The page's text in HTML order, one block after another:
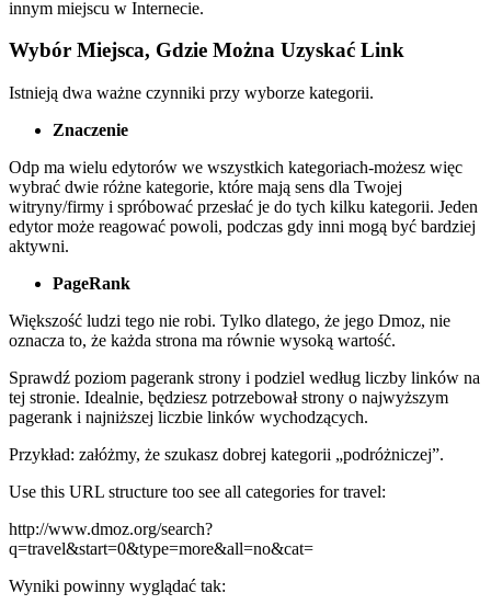
innym miejscu w Internecie.
Wybór Miejsca, Gdzie Można Uzyskać Link
Istnieją dwa ważne czynniki przy wyborze kategorii.
Znaczenie
Odp ma wielu edytorów we wszystkich kategoriach-możesz więc
wybrać dwie różne kategorie, które mają sens dla Twojej
witryny/firmy i spróbować przesłać je do tych kilku kategorii. Jeden
edytor może reagować powoli, podczas gdy inni mogą być bardziej
aktywni.
PageRank
Większość ludzi tego nie robi. Tylko dlatego, że jego Dmoz, nie
oznacza to, że każda strona ma równie wysoką wartość.
Sprawdź poziom pagerank strony i podziel według liczby linków na
tej stronie. Idealnie, będziesz potrzebował strony o najwyższym
pagerank i najniższej liczbie linków wychodzących.
Przykład: załóżmy, że szukasz dobrej kategorii „podróżniczej”.
Use this URL structure too see all categories for travel:
http://www.dmoz.org/search?
q=travel&start=0&type=more&all=no&cat=
Wyniki powinny wyglądać tak: